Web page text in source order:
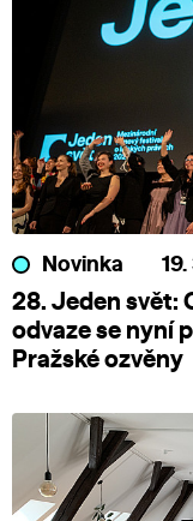
Novinka
28. Jeden svět:
odvaze se nyní
Pražské ozvěny